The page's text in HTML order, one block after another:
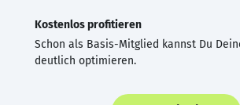
Kostenlos profitieren
Schon als Basis-Mitglied kannst Du
deutlich optimieren.